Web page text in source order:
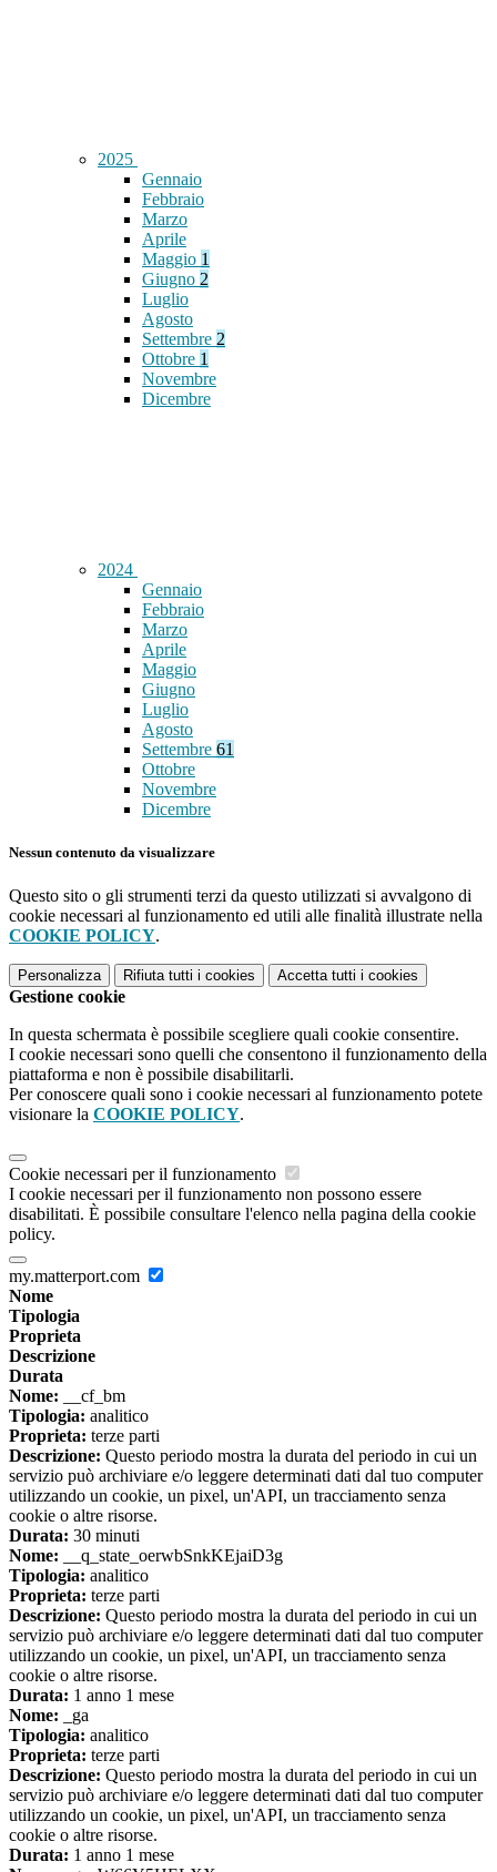
2025
Gennaio
Febbraio
Marzo
Aprile
Maggio 1
Giugno 2
Luglio
Agosto
Settembre 2
Ottobre 1
Novembre
Dicembre
2024
Gennaio
Febbraio
Marzo
Aprile
Maggio
Giugno
Luglio
Agosto
Settembre 61
Ottobre
Novembre
Dicembre
Nessun contenuto da visualizzare
Questo sito o gli strumenti terzi da questo utilizzati si avvalgono di
cookie necessari al funzionamento ed utili alle finalità illustrate nella
COOKIE POLICY.
Personalizza Rifiuta tutti i cookies Accetta tutti i cookies
Gestione cookie
In questa schermata è possibile scegliere quali cookie consentire.
I cookie necessari sono quelli che consentono il funzionamento della
piattaforma e non è possibile disabilitarli.
Per conoscere quali sono i cookie necessari al funzionamento potete
visionare la COOKIE POLICY.
Cookie necessari per il funzionamento
I cookie necessari per il funzionamento non possono essere
disabilitati. È possibile consultare l'elenco nella pagina della cookie
policy.
my.matterport.com
Nome
Tipologia
Proprieta
Descrizione
Durata
Nome: __cf_bm
Tipologia: analitico
Proprieta: terze parti
Descrizione: Questo periodo mostra la durata del periodo in cui un
servizio può archiviare e/o leggere determinati dati dal tuo computer
utilizzando un cookie, un pixel, un'API, un tracciamento senza
cookie o altre risorse.
Durata: 30 minuti
Nome: __q_state_oerwbSnkKEjaiD3g
Tipologia: analitico
Proprieta: terze parti
Descrizione: Questo periodo mostra la durata del periodo in cui un
servizio può archiviare e/o leggere determinati dati dal tuo computer
utilizzando un cookie, un pixel, un'API, un tracciamento senza
cookie o altre risorse.
Durata: 1 anno 1 mese
Nome: _ga
Tipologia: analitico
Proprieta: terze parti
Descrizione: Questo periodo mostra la durata del periodo in cui un
servizio può archiviare e/o leggere determinati dati dal tuo computer
utilizzando un cookie, un pixel, un'API, un tracciamento senza
cookie o altre risorse.
Durata: 1 anno 1 mese